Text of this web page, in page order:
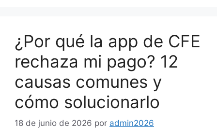
¿Por qué la app de CFE
rechaza mi pago? 12
causas comunes y
cómo solucionarlo
18 de junio de 2026 por admin2026